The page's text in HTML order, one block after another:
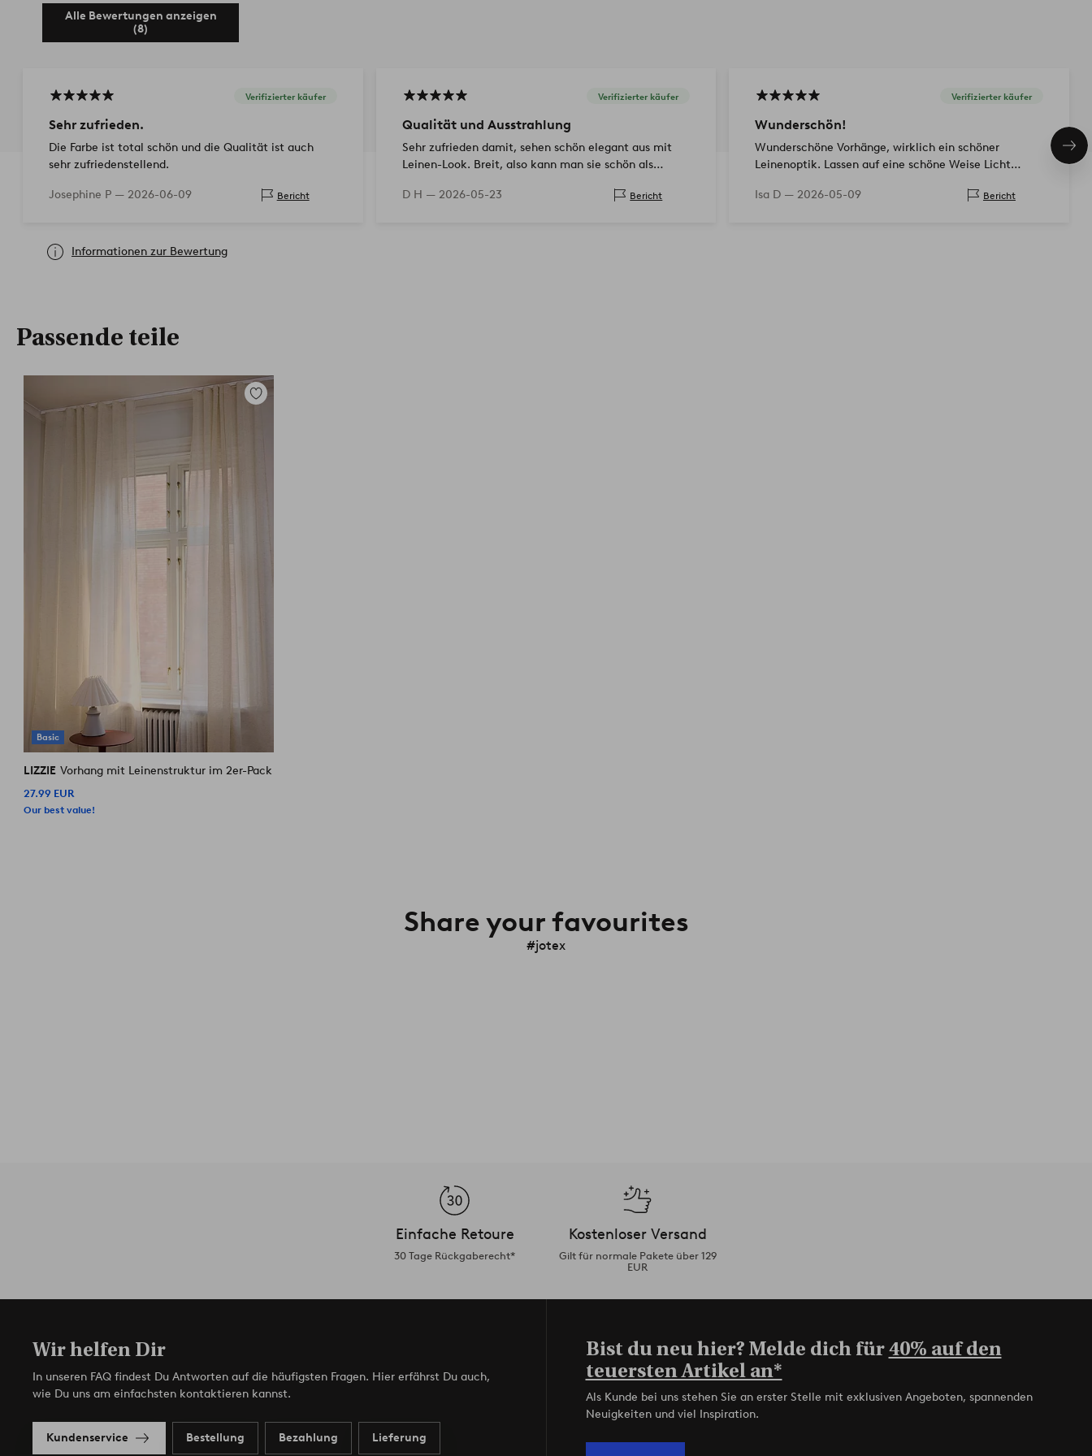
Alle Bewertungen anzeigen
(8)
Verifizierter käufer
Sehr zufrieden.
Die Farbe ist total schön und die Qualität ist auch
sehr zufriedenstellend.
Josephine P — 2026-06-09 Bericht
Verifizierter käufer
Qualität und Ausstrahlung
Sehr zufrieden damit, sehen schön elegant aus mit
Leinen-Look. Breit, also kann man sie schön als
Bild überein.
D H — 2026-05-23 Bericht
Verifizierter käufer
Wunderschön!
Wunderschöne Vorhänge, wirklich ein schöner
Leinenoptik. Lassen auf eine schöne Weise Licht
Verpackung kommt, was ich wirklich als einen Pl…
Isa D — 2026-05-09 Bericht
Informationen zur Bewertung
Passende teile
Basic
Zu
LIZZIE Vorhang mit Leinenstruktur im 2er-Pack
27.99 EUR
Our best value!
Share your favourites
#jotex
Einfache Retoure
30 Tage Rückgaberecht*
Kostenloser Versand
Gilt für normale Pakete über 129
EUR
Wir helfen Dir
In unseren FAQ findest Du Antworten auf die häufigsten Fragen. Hier erfährst Du auch,
wie Du uns am einfachsten kontaktieren kannst.
Kundenservice Bestellung Bezahlung Lieferung
Bist du neu hier? Melde dich für40% auf den
teuersten Artikel an*
Als Kunde bei uns stehen Sie an erster Stelle mit exklusiven Angeboten, spannenden
Neuigkeiten und viel Inspiration.